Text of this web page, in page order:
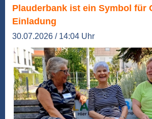
Plauderbank ist ein Symbol für
Einladung
30.07.2026 / 14:04 Uhr